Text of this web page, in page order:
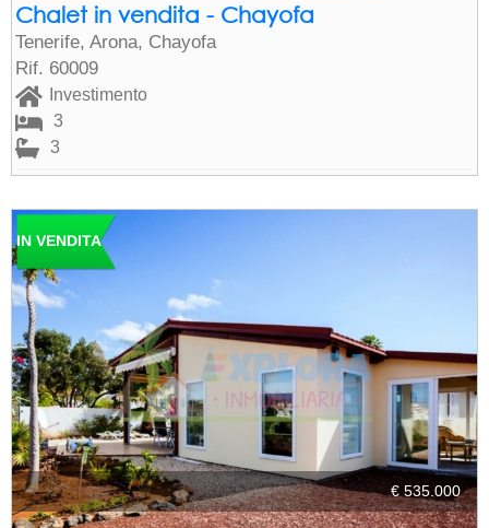
Chalet in vendita - Chayofa
Tenerife, Arona, Chayofa
Rif. 60009
Investimento
3
3
IN VENDITA
€ 535.000